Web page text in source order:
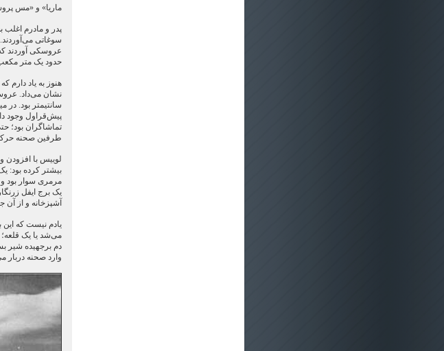
ماریا» و «مس
پدر و مادرم اغلب
سوغاتی می‌آوردند.
عروسکی آوردند
حدود یک متر
هنوز به یاد دارم
سانتیمتر بود. در
پیش‌قراول وجود
تماشاگران بود؛
طرفین صحنه
لوییس با
بیشتر کرده بود:
مرمری سوار بود
یک برج ایفل
آشپزخانه و از
یادم نیست که
می‌شد یا یک قلعه؛
دم برجهیده شیر
وارد صحنه دربار